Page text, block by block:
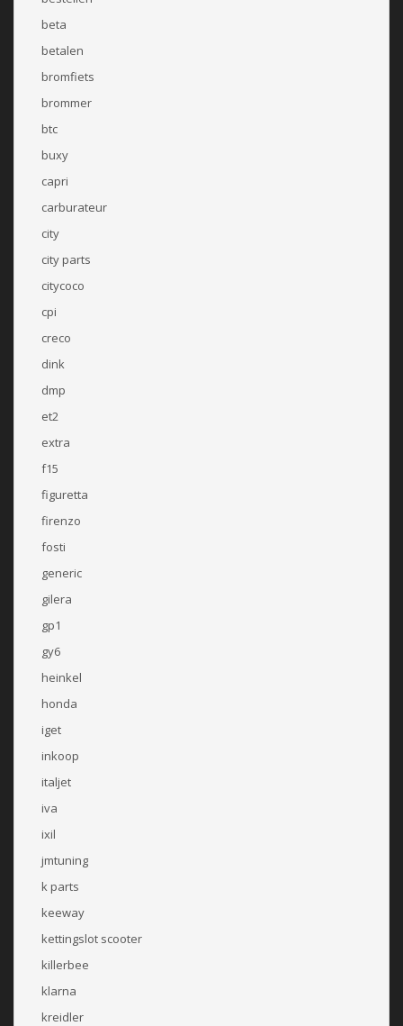
beta
betalen
bromfiets
brommer
btc
buxy
capri
carburateur
city
city parts
citycoco
cpi
creco
dink
dmp
et2
extra
f15
figuretta
firenzo
fosti
generic
gilera
gp1
gy6
heinkel
honda
iget
inkoop
italjet
iva
ixil
jmtuning
k parts
keeway
kettingslot scooter
killerbee
klarna
kreidler